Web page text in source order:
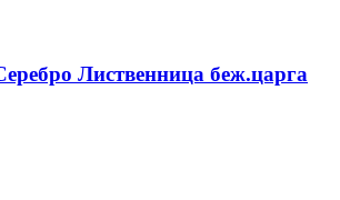
Лиственница беж.царга